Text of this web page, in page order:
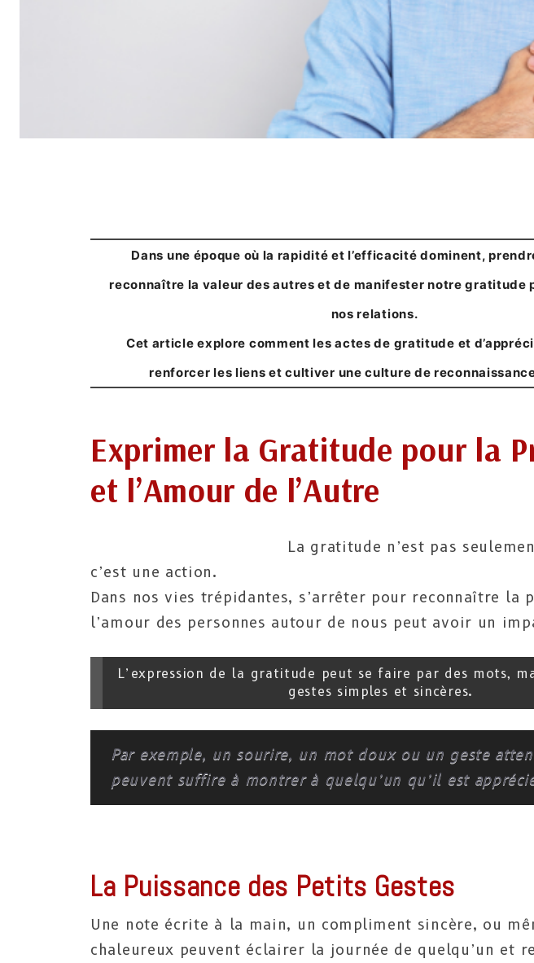
Dans une époque où la rapidité et l’efficacité dominent,
reconnaître la valeur des autres et de manifester notre gratitude
nos relations.
Cet article explore comment les actes de gratitude et
renforcer les liens et cultiver une culture de
Exprimer la Gratitude pour la
et l’Amour de l’Autre
La gratitude n’est pas
c’est une action.
Dans nos vies trépidantes, s’arrêter pour reconnaître la
l’amour des personnes autour de nous peut avoir un
L’expression de la gratitude peut se faire par des mots,
gestes simples et sincères.
Par exemple, un sourire, un mot doux ou un geste
peuvent suffire à montrer à quelqu’un qu’il est
La Puissance des Petits Gestes
Une note écrite à la main, un compliment sincère, ou
chaleureux peuvent éclairer la journée de quelqu’un et